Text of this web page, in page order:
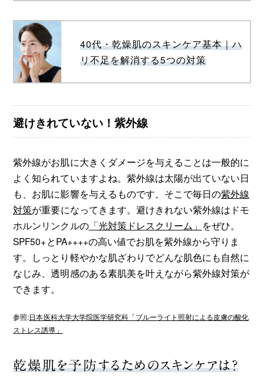
40代・乾燥肌のスキンケア基本｜ハ
リ不足を解消する5つの対策
避けきれていない！紫外線
紫外線がお肌に大きくダメージを与えることは一般的に
よく知られていますよね。紫外線は太陽が出ていない日
も、お肌に影響を与えるものです。そこで毎日の紫外線
対策が重要になってきます。避けきれない紫外線はドモ
ホルンリンクルの「光対策ドレスクリーム」 をぜひ。
SPF50+とPA++++の高い値でお肌を紫外線から守りま
す。しっとり軽やかな肌ざわりでどんな肌色にも自然に
なじみ、透明感のある素肌美を叶えながら紫外線対策が
できます。
参照:日本医科大学大学院医学研究科「ブルーライト照射による皮膚の酸化
ストレス誘導」
乾燥肌を予防するためのスキンケアは？